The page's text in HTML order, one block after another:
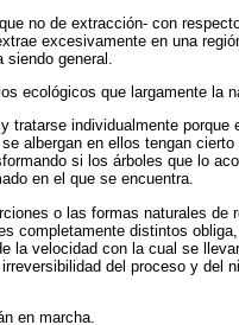
no de extracción- con
excesivamente en una
general.
ecológicos que largamente
tratarse individualmente
albergan en ellos tengan
si los árboles que lo
en el que se encuentra.
o las formas naturales
completamente distintos
la velocidad con la cual se
del proceso y del
en marcha.